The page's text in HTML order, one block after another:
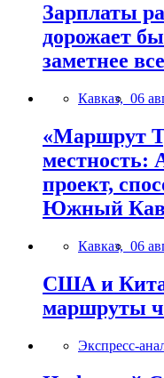
Зарплаты
дорожает
заметнее
Кавказ, 06
«Маршрут
местность:
проект,
Южный
Кавказ, 06
США и
маршруты
Экспресс-